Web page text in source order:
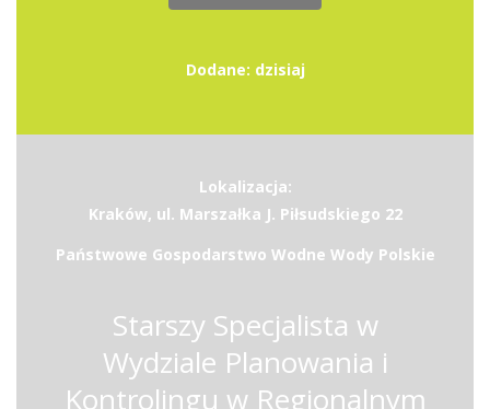
Dodane: dzisiaj
Lokalizacja:
Kraków, ul. Marszałka J. Piłsudskiego 22
Państwowe Gospodarstwo Wodne Wody Polskie
Starszy Specjalista w
Wydziale Planowania i
Kontrolingu w Regionalnym